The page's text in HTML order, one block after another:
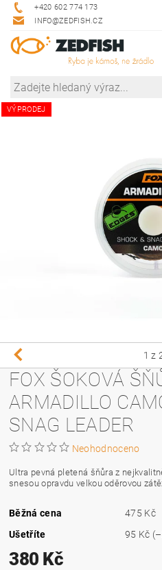
+420 602 774 173
INFO@ZEDFISH.CZ
VÝPRODEJ
1 z
FOX ŠOKOVÁ
ARMADILLO
SNAG LEADER
Neohodnoceno
Ultra pevná pletená šňůra z
snesou opravdu velkou oděrovou
Běžná cena
475 Kč
Ušetříte
95 Kč
380 Kč